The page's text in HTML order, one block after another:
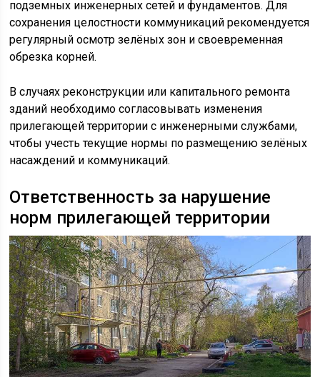
подземных инженерных сетей и фундаментов. Для
сохранения целостности коммуникаций рекомендуется
регулярный осмотр зелёных зон и своевременная
обрезка корней.
В случаях реконструкции или капитального ремонта
зданий необходимо согласовывать изменения
прилегающей территории с инженерными службами,
чтобы учесть текущие нормы по размещению зелёных
насаждений и коммуникаций.
Ответственность за нарушение
норм прилегающей территории